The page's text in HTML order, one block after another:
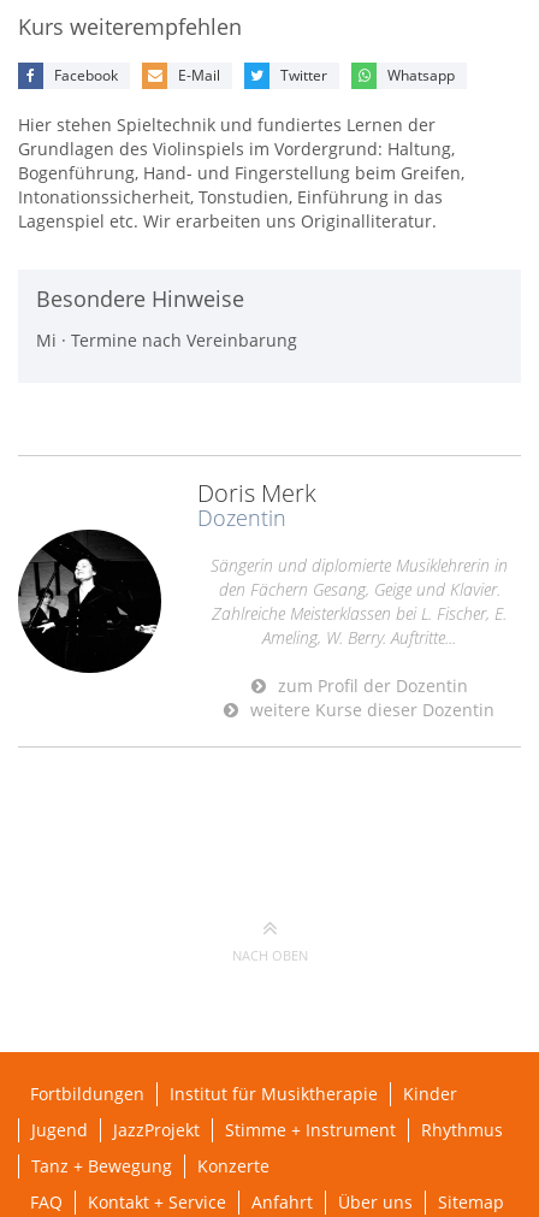
Kurs weiterempfehlen
Facebook E-Mail Twitter Whatsapp
Hier stehen Spieltechnik und fundiertes Lernen der
Grundlagen des Violinspiels im Vordergrund: Haltung,
Bogenführung, Hand- und Fingerstellung beim Greifen,
Intonationssicherheit, Tonstudien, Einführung in das
Lagenspiel etc. Wir erarbeiten uns Originalliteratur.
Besondere Hinweise
Mi · Termine nach Vereinbarung
Doris Merk
Dozentin
Sängerin und diplomierte Musiklehrerin in
den Fächern Gesang, Geige und Klavier.
Zahlreiche Meisterklassen bei L. Fischer, E.
Ameling, W. Berry. Auftritte...
zum Profil der Dozentin
weitere Kurse dieser Dozentin
NACH OBEN
Fortbildungen Institut für Musiktherapie
Kinder
Jugend
JazzProjekt Stimme + Instrument
Rhythmus
Tanz + Bewegung
Konzerte
FAQ
Kontakt + Service Anfahrt Über uns Sitemap